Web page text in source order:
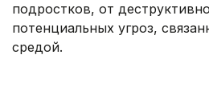
подростков, от
потенциальных угроз,
средой.